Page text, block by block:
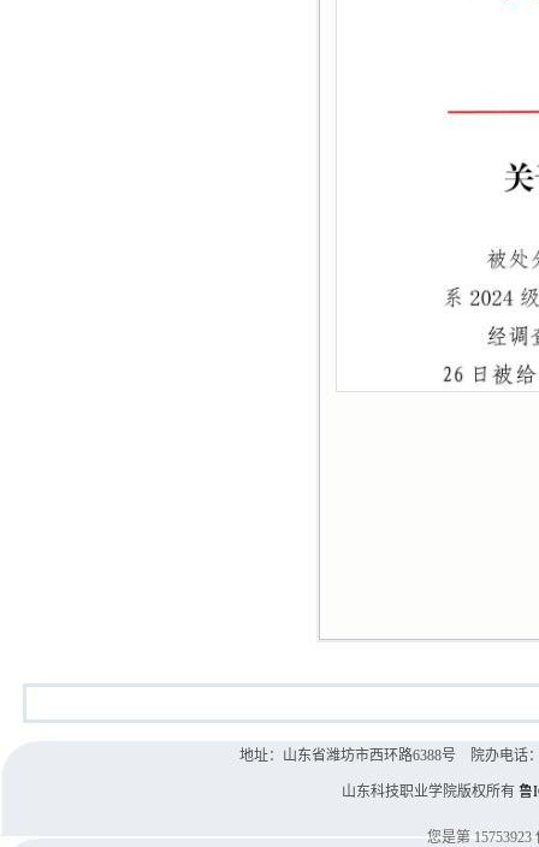
地址：山东省潍坊市西环路6388号 院办电话
山东科技职业学院版权所有 鲁
您是第 15753923